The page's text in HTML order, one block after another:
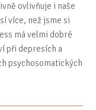
ovlivňuje i naše
více, než jsme si
má velmi dobré
při depresích a
psychosomatických